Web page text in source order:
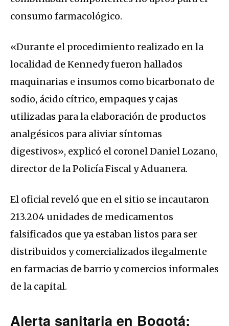
consumo farmacológico.
«Durante el procedimiento realizado en la
localidad de Kennedy fueron hallados
maquinarias e insumos como bicarbonato de
sodio, ácido cítrico, empaques y cajas
utilizadas para la elaboración de productos
analgésicos para aliviar síntomas
digestivos», explicó el coronel Daniel Lozano,
director de la Policía Fiscal y Aduanera.
El oficial reveló que en el sitio se incautaron
213.204 unidades de medicamentos
falsificados que ya estaban listos para ser
distribuidos y comercializados ilegalmente
en farmacias de barrio y comercios informales
de la capital.
Alerta sanitaria en Bogotá: